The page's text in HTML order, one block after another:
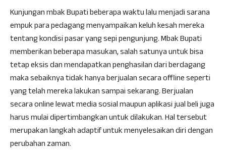
Kunjungan mbak Bupati beberapa waktu lalu menjadi sarana
empuk para pedagang menyampaikan keluh kesah mereka
tentang kondisi pasar yang sepi pengunjung. Mbak Bupati
memberikan beberapa masukan, salah satunya untuk bisa
tetap eksis dan mendapatkan penghasilan dari berdagang
maka sebaiknya tidak hanya berjualan secara offline seperti
yang telah mereka lakukan sampai sekarang. Berjualan
secara online lewat media sosial maupun aplikasi jual beli juga
harus mulai dipertimbangkan untuk dilakukan. Hal tersebut
merupakan langkah adaptif untuk menyelesaikan diri dengan
perubahan zaman.